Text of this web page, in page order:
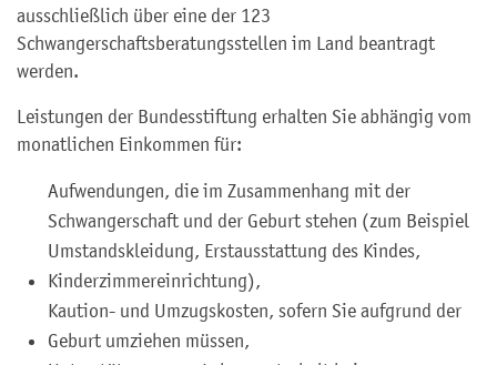
ausschließlich über eine der 123
Schwangerschaftsberatungsstellen im Land beantragt
werden.
Leistungen der Bundesstiftung erhalten Sie abhängig vom
monatlichen Einkommen für:
Aufwendungen, die im Zusammenhang mit der
Schwangerschaft und der Geburt stehen (zum Beispiel
Umstandskleidung, Erstausstattung des Kindes,
Kinderzimmereinrichtung),
Kaution- und Umzugskosten, sofern Sie aufgrund der
Geburt umziehen müssen,